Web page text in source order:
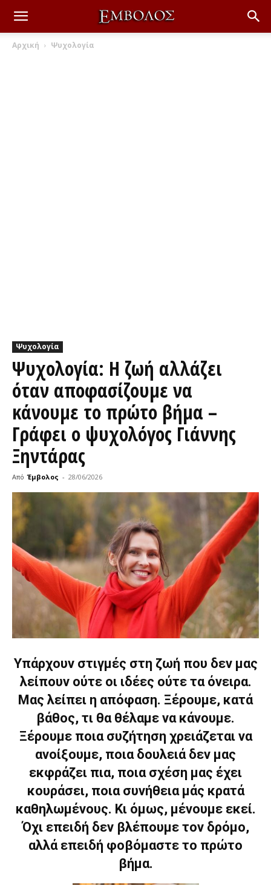
Αρχική Ψυχολογία
Ψυχολογία
Ψυχολογία: Η ζωή αλλάζει
όταν αποφασίζουμε να
κάνουμε το πρώτο βήμα –
Γράφει ο ψυχολόγος Γιάννης
Ξηντάρας
Από Έμβολος - 28/06/2026
Υπάρχουν στιγμές στη ζωή που δεν μας
λείπουν ούτε οι ιδέες ούτε τα όνειρα.
Μας λείπει η απόφαση. Ξέρουμε, κατά
βάθος, τι θα θέλαμε να κάνουμε.
Ξέρουμε ποια συζήτηση χρειάζεται να
ανοίξουμε, ποια δουλειά δεν μας
εκφράζει πια, ποια σχέση μας έχει
κουράσει, ποια συνήθεια μάς κρατά
καθηλωμένους. Κι όμως, μένουμε εκεί.
Όχι επειδή δεν βλέπουμε τον δρόμο,
αλλά επειδή φοβόμαστε το πρώτο
βήμα.